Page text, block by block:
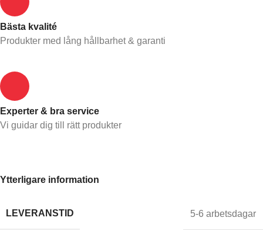
Bästa kvalité
Produkter med lång hållbarhet & garanti
Experter & bra service
Vi guidar dig till rätt produkter
Ytterligare information
LEVERANSTID 5-6 arbetsdagar